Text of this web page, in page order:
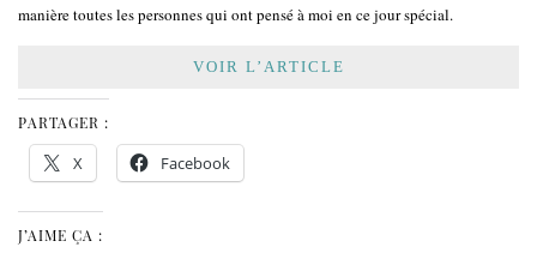
manière toutes les personnes qui ont pensé à moi en ce jour spécial.
VOIR L’ARTICLE
PARTAGER :
X Facebook
J’AIME ÇA :